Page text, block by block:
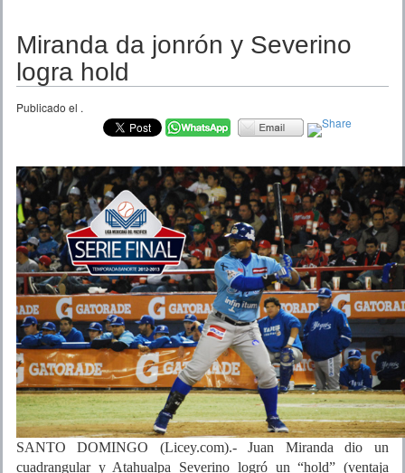
TEMPORADAS
Miranda da jonrón y Severino
logra hold
Publicado el .
SANTO DOMINGO (Licey.com).- Juan Miranda dio un
cuadrangular y Atahualpa Severino logró un “hold” (ventaja